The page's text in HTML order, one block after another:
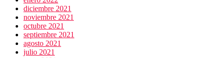
diciembre 2021
noviembre 2021
octubre 2021
septiembre 2021
agosto 2021
julio 2021